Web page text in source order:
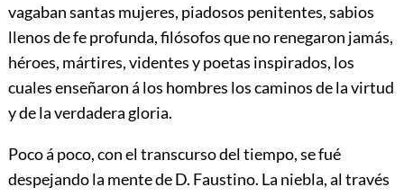
vagaban santas mujeres, piadosos penitentes, sabios
llenos de fe profunda, filósofos que no renegaron jamás,
héroes, mártires, videntes y poetas inspirados, los
cuales enseñaron á los hombres los caminos de la virtud
y de la verdadera gloria.
Poco á poco, con el transcurso del tiempo, se fué
despejando la mente de D. Faustino. La niebla, al través